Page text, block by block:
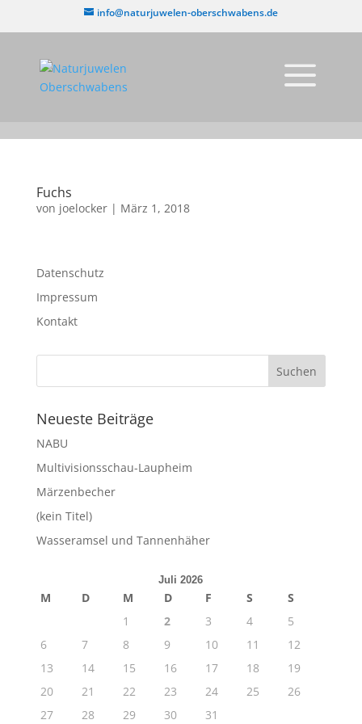
info@naturjuwelen-oberschwabens.de
Fuchs
von joelocker| März 1, 2018
Datenschutz
Impressum
Kontakt
Neueste Beiträge
NABU
Multivisionsschau-Laupheim
Märzenbecher
(kein Titel)
Wasseramsel und Tannenhäher
Juli 2026
M D M D F S
S
1
2 3 4
5
6
7 8 9 10 11
12
13
14 15 16 17 18
19
20
21 22 23 24 25
26
27
28 29 30 31